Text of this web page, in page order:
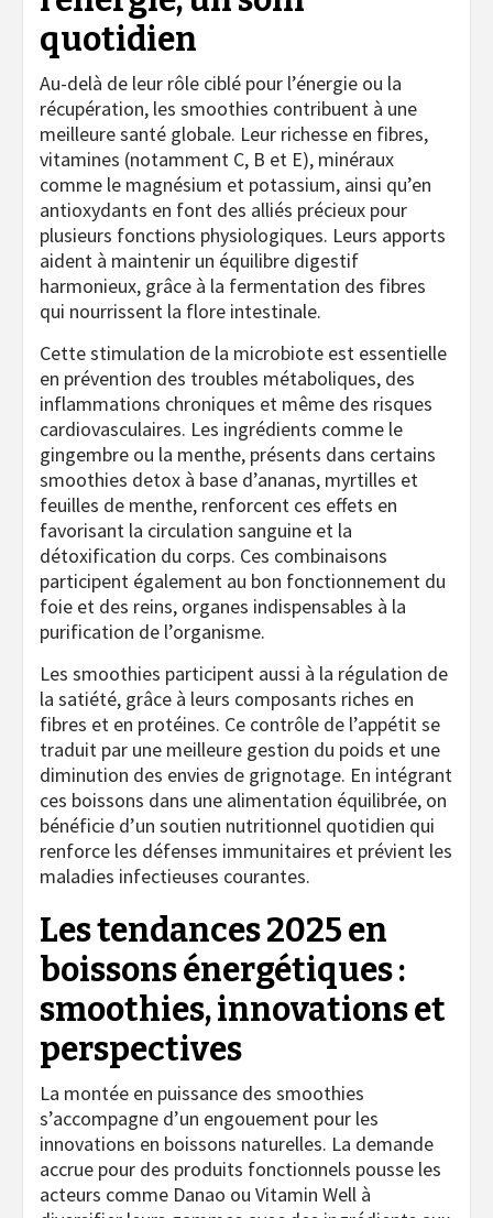
quotidien
Au-delà de leur rôle ciblé pour l’énergie ou la
récupération, les smoothies contribuent à une
meilleure santé globale. Leur richesse en fibres,
vitamines (notamment C, B et E), minéraux
comme le magnésium et potassium, ainsi qu’en
antioxydants en font des alliés précieux pour
plusieurs fonctions physiologiques. Leurs apports
aident à maintenir un équilibre digestif
harmonieux, grâce à la fermentation des fibres
qui nourrissent la flore intestinale.
Cette stimulation de la microbiote est essentielle
en prévention des troubles métaboliques, des
inflammations chroniques et même des risques
cardiovasculaires. Les ingrédients comme le
gingembre ou la menthe, présents dans certains
smoothies detox à base d’ananas, myrtilles et
feuilles de menthe, renforcent ces effets en
favorisant la circulation sanguine et la
détoxification du corps. Ces combinaisons
participent également au bon fonctionnement du
foie et des reins, organes indispensables à la
purification de l’organisme.
Les smoothies participent aussi à la régulation de
la satiété, grâce à leurs composants riches en
fibres et en protéines. Ce contrôle de l’appétit se
traduit par une meilleure gestion du poids et une
diminution des envies de grignotage. En intégrant
ces boissons dans une alimentation équilibrée, on
bénéficie d’un soutien nutritionnel quotidien qui
renforce les défenses immunitaires et prévient les
maladies infectieuses courantes.
Les tendances 2025 en
boissons énergétiques :
smoothies, innovations et
perspectives
La montée en puissance des smoothies
s’accompagne d’un engouement pour les
innovations en boissons naturelles. La demande
accrue pour des produits fonctionnels pousse les
acteurs comme Danao ou Vitamin Well à